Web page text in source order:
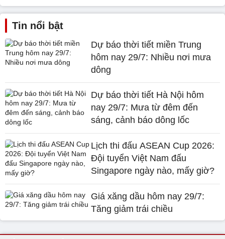
Tin nổi bật
Dự báo thời tiết miền Trung
hôm nay 29/7: Nhiều nơi mưa
dông
Dự báo thời tiết Hà Nội hôm
nay 29/7: Mưa từ đêm đến
sáng, cảnh báo dông lốc
Lịch thi đấu ASEAN Cup 2026:
Đội tuyển Việt Nam đấu
Singapore ngày nào, mấy giờ?
Giá xăng dầu hôm nay 29/7:
Tăng giảm trái chiều